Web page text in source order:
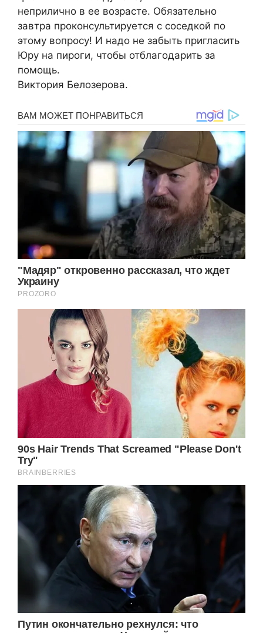
неприлично в ее возрасте. Обязательно
завтра проконсультируется с соседкой по
этому вопросу! И надо не забыть пригласить
Юру на пироги, чтобы отблагодарить за
помощь.
Виктория Белозерова.